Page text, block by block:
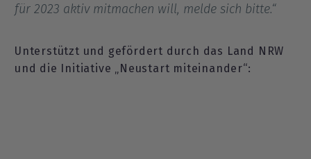
für 2023 aktiv mitmachen will, melde sich bitte.“
Unterstützt und gefördert durch das Land NRW
und die Initiative „Neustart miteinander“: